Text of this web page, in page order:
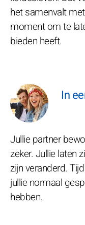
het samenvalt
moment om te
bieden heeft.
In
Jullie partner
zeker. Jullie laten
zijn veranderd.
jullie normaal
hebben.